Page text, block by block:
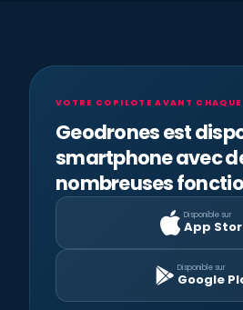
VOTRE COPILOTE AVANT CHAQUE
Geodrones est
smartphone avec
nombreuses
Disponible sur
App
Disponible sur
Google